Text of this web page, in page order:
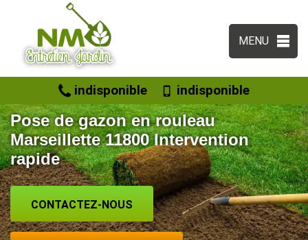
MENU
indisponible indisponible
Pose de gazon en rouleau
Marseillette 11800 Intervention
rapide
CONTACTEZ-NOUS